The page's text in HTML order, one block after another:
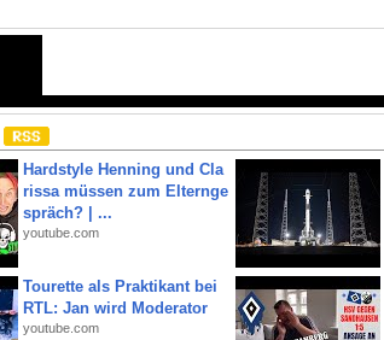
Hardstyle Henning und Cla
rissa müssen zum Elternge
spräch? | ...
youtube.com
Tourette als Praktikant bei
RTL: Jan wird Moderator
youtube.com